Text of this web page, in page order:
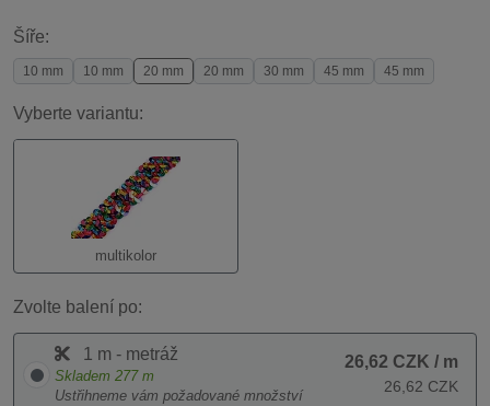
Šíře:
10 mm 10 mm 20 mm 20 mm 30 mm 45 mm 45 mm
Vyberte variantu:
multikolor
Zvolte balení po:
1 m - metráž
Skladem 277 m
Ustřihneme vám požadované množství
26,62 CZK / m
26,62 CZK